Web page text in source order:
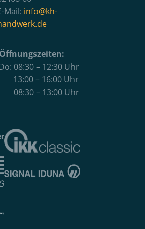
Mail: info@kh-
Öffnungszeiten:
08:30 – 12:30 Uhr
– 16:00 Uhr
– 13:00 Uhr